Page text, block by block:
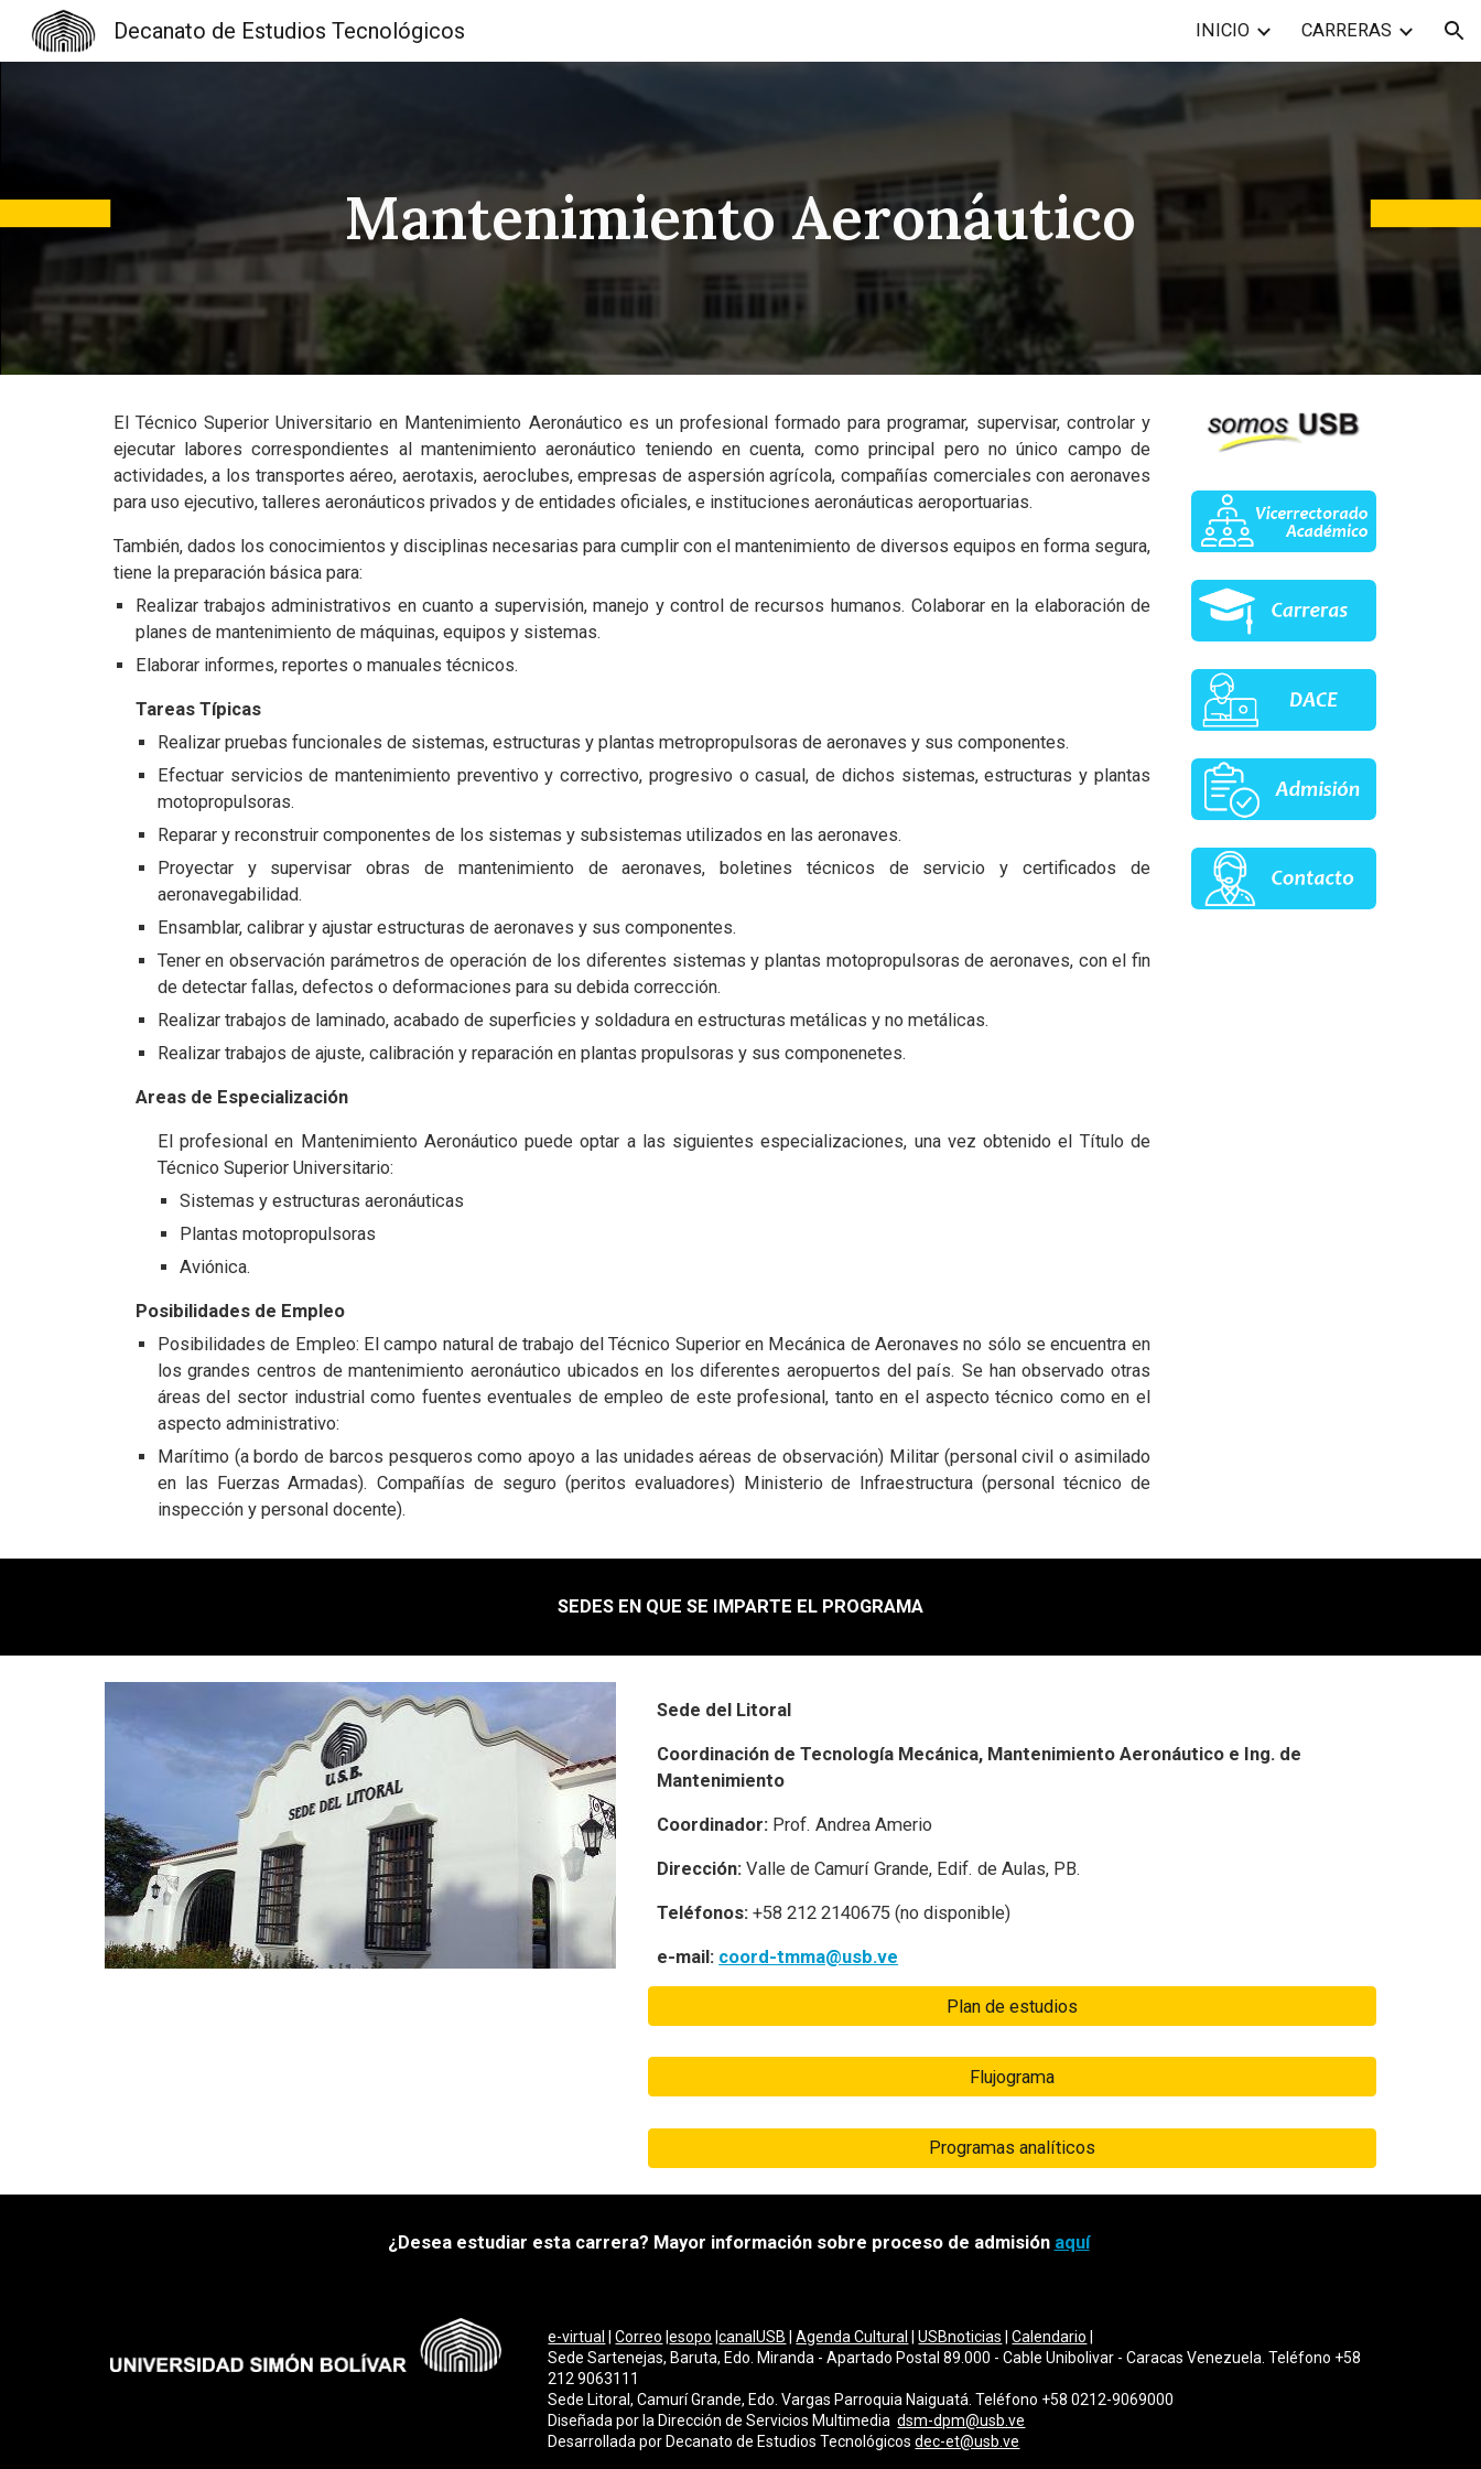
Decanato de Estudios Tecnológicos INICIO CARRERAS
Mantenimiento Aeronáutico
El Técnico Superior Universitario en Mantenimiento Aeronáutico es un profesional formado para programar, supervisar, controlar y
ejecutar labores correspondientes al mantenimiento aeronáutico teniendo en cuenta, como principal pero no único campo de
actividades, a los transportes aéreo, aerotaxis, aeroclubes, empresas de aspersión agrícola, compañías comerciales con aeronaves
para uso ejecutivo, talleres aeronáuticos privados y de entidades oficiales, e instituciones aeronáuticas aeroportuarias.
También, dados los conocimientos y disciplinas necesarias para cumplir con el mantenimiento de diversos equipos en forma segura,
tiene la preparación básica para:
Realizar trabajos administrativos en cuanto a supervisión, manejo y control de recursos humanos. Colaborar en la elaboración de
planes de mantenimiento de máquinas, equipos y sistemas.
Elaborar informes, reportes o manuales técnicos.
Tareas Típicas
Realizar pruebas funcionales de sistemas, estructuras y plantas metropropulsoras de aeronaves y sus componentes.
Efectuar servicios de mantenimiento preventivo y correctivo, progresivo o casual, de dichos sistemas, estructuras y plantas
motopropulsoras.
Reparar y reconstruir componentes de los sistemas y subsistemas utilizados en las aeronaves.
Proyectar y supervisar obras de mantenimiento de aeronaves, boletines técnicos de servicio y certificados de
aeronavegabilidad.
Ensamblar, calibrar y ajustar estructuras de aeronaves y sus componentes.
Tener en observación parámetros de operación de los diferentes sistemas y plantas motopropulsoras de aeronaves, con el fin
de detectar fallas, defectos o deformaciones para su debida corrección.
Realizar trabajos de laminado, acabado de superficies y soldadura en estructuras metálicas y no metálicas.
Realizar trabajos de ajuste, calibración y reparación en plantas propulsoras y sus componenetes.
Areas de Especialización
El profesional en Mantenimiento Aeronáutico puede optar a las siguientes especializaciones, una vez obtenido el Título de
Técnico Superior Universitario:
Sistemas y estructuras aeronáuticas
Plantas motopropulsoras
Aviónica.
Posibilidades de Empleo
Posibilidades de Empleo: El campo natural de trabajo del Técnico Superior en Mecánica de Aeronaves no sólo se encuentra en
los grandes centros de mantenimiento aeronáutico ubicados en los diferentes aeropuertos del país. Se han observado otras
áreas del sector industrial como fuentes eventuales de empleo de este profesional, tanto en el aspecto técnico como en el
aspecto administrativo:
Marítimo (a bordo de barcos pesqueros como apoyo a las unidades aéreas de observación) Militar (personal civil o asimilado
en las Fuerzas Armadas). Compañías de seguro (peritos evaluadores) Ministerio de Infraestructura (personal técnico de
inspección y personal docente).
SEDES EN QUE SE IMPARTE EL PROGRAMA
Sede del Litoral
Coordinación de Tecnología Mecánica, Mantenimiento Aeronáutico e Ing. de
Mantenimiento
Coordinador: Prof. Andrea Amerio
Dirección:Valle de Camurí Grande, Edif. de Aulas, PB.
Teléfonos: +58 212 2140675 (no disponible)
e-mail: coord-tmma@usb.ve
Plan de estudios
Flujograma
Programas analíticos
¿Desea estudiar esta carrera? Mayor información sobre proceso de admisión aquí
e-virtual |Correo |esopo |canalUSB |Agenda Cultural |USBnoticias |Calendario
Sede Sartenejas, Baruta, Edo. Miranda - Apartado Postal 89.000 - Cable Unibolivar - Caracas Venezuela. Teléfono +58
212 9063111
Sede Litoral, Camurí Grande, Edo. Vargas Parroquia Naiguatá. Teléfono +58 0212-9069000
Diseñada por la Dirección de Servicios Multimediadsm-dpm@usb.ve
Desarrollada por Decanato de Estudios Tecnológicosdec-et@usb.ve